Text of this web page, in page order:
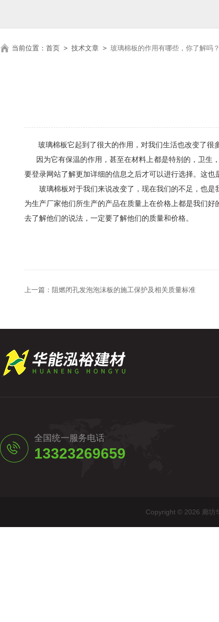
当前位置： 首页 > 技术文章 > 玻璃棉板的作用有哪些，你了解吗
玻璃棉板它起到了很大的作用，对我们生活也改变了很
因为它有保温的作用，甚至在材料上都是特别的，卫生
要登录网站了解更加详细的信息之后才可以进行选择。这
玻璃棉板对于我们来说改变了，现在我们的不足，也是
为生产厂家他们所生产的产品在质量上在价格上都是我们
去了解他们的说法，一定要了解他们的质量和价格。
上一篇： 阻燃闭孔发泡泡沫板的施工保护及相关质量标准
全国统一服务电话
13323269659
Copyright © 2026 廊